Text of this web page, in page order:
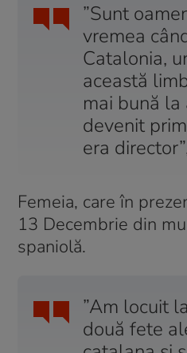
”Sunt
vremea
Catalonia,
această
mai bună
devenit
era
Femeia, care în
13 Decembrie din
spaniolă.
”Am locuit
două fete